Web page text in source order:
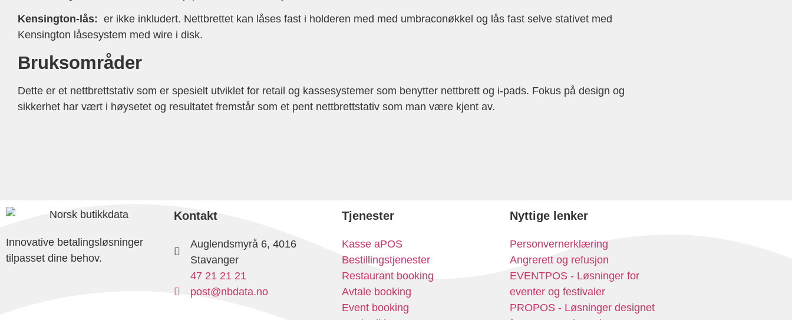
Kensington-lås: er ikke inkludert. Nettbrettet kan låses fast i holderen med med umbraconøkkel og lås fast selve stativet med
Kensington låsesystem med wire i disk.
Bruksområder
Dette er et nettbrettstativ som er spesielt utviklet for retail og kassesystemer som benytter nettbrett og i-pads. Fokus på design og
sikkerhet har vært i høysetet og resultatet fremstår som et pent nettbrettstativ som man være kjent av.
Innovative betalingsløsninger
tilpasset dine behov.
Kontakt
Auglendsmyrå 6, 4016
Stavanger
47 21 21 21
post@nbdata.no
Tjenester
Kasse aPOS
Bestillingstjenester
Restaurant booking
Avtale booking
Event booking
Nyttige lenker
Personvernerklæring
Angrerett og refusjon
EVENTPOS - Løsninger for
eventer og festivaler
PROPOS - Løsninger designet